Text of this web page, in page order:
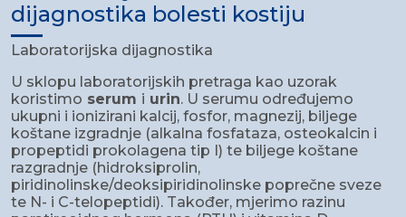
dijagnostika bolesti kostiju
Laboratorijska dijagnostika
U sklopu laboratorijskih pretraga kao uzorak
koristimo serum i urin. U serumu određujemo
ukupni i ionizirani kalcij, fosfor, magnezij, biljege
koštane izgradnje (alkalna fosfataza, osteokalcin i
propeptidi prokolagena tip I) te biljege koštane
razgradnje (hidroksiprolin,
piridinolinske/deoksipiridinolinske poprečne sveze
te N- i C-telopeptidi). Također, mjerimo razinu